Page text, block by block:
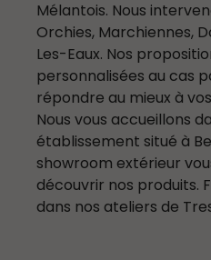
Mélantois. Nous
Orchies, Marchiennes,
Les-Eaux. Nos
personnalisées au cas
répondre au mieux à
Nous vous accueillons
établissement situé à
showroom extérieur
découvrir nos produits.
dans nos ateliers de